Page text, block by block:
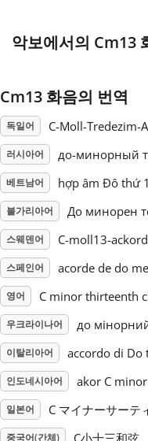
Русский
Tiếng Việt
Türkçe
Українська
简体中文
악보에서의 Cm13
Cm13 화음의 번역
독일어 C-Moll-Tredezim-
러시아어 до-минорный
베트남어 hợp âm Đô thứ
불가리아어 До минорен
스웨덴어 C-moll13-ackord
스페인어 acorde de do
영어 C minor thirteenth
우크라이나어 до
이탈리아어 accordo di Do
인도네시아어 akor C
일본어 C マイナーサーテ
중국어(간체)